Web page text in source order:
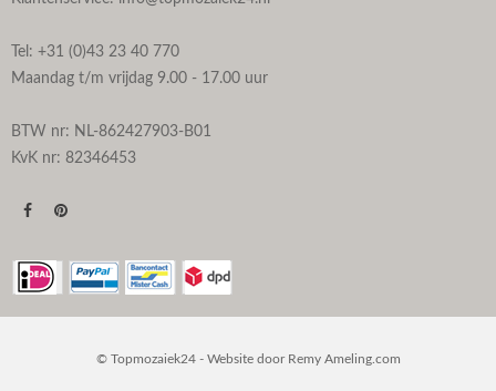
Tel: +31 (0)43 23 40 770
Maandag t/m vrijdag 9.00 - 17.00 uur
BTW nr: NL-862427903-B01
KvK nr: 82346453
© Topmozaiek24 - Website door Remy Ameling.com